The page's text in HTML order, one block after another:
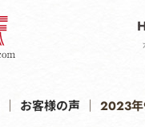
お客様の声 2023年